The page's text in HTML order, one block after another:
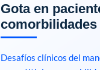
Gota en
comorbilidades
Desafíos clínicos del